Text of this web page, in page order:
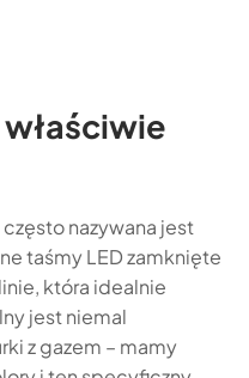
właściwie
nazywana jest
taśmy LED zamknięte
która idealnie
jest niemal
z gazem – mamy